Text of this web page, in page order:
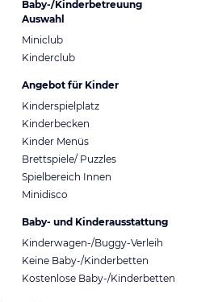
Baby-/Kinderbetreuung
Auswahl
Miniclub
Kinderclub
Angebot für Kinder
Kinderspielplatz
Kinderbecken
Kinder Menüs
Brettspiele/ Puzzles
Spielbereich Innen
Minidisco
Baby- und Kinderausstattung
Kinderwagen-/Buggy-Verleih
Keine Baby-/Kinderbetten
Kostenlose Baby-/Kinderbetten